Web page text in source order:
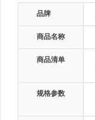
品牌
商品名称
商品清单
规格参数